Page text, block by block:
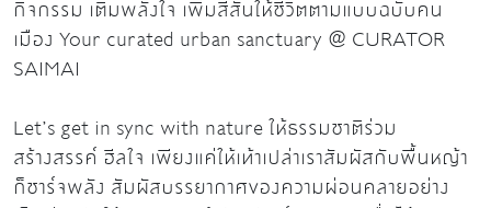
กิจกรรม เติมพลังใจ เพิ่มสีสันให้ชีวิตตามแบบฉบับคน
เมือง Your curated urban sanctuary @ CURATOR
SAIMAI
Let’s get in sync with nature ให้ธรรมชาติร่วม
สร้างสรรค์ ฮีลใจ เพียงแค่ให้เท้าเปล่าเราสัมผัสกับพื้นหญ้า
ก็ชาร์จพลัง สัมผัสบรรยากาศของความผ่อนคลายอย่าง